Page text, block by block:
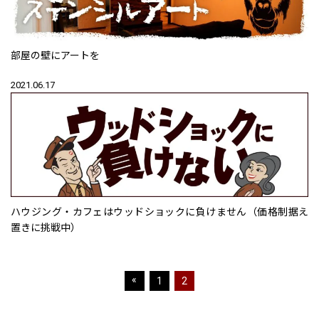
部屋の壁にアートを
2021.06.17
ハウジング・カフェはウッドショックに負けません（価格制据え
置きに挑戦中）
« 1 2